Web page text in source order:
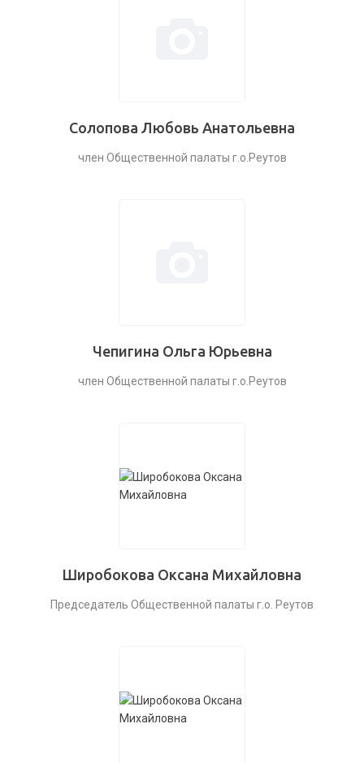
Солопова Любовь Анатольевна
член Общественной палаты г.о.Реутов
Чепигина Ольга Юрьевна
член Общественной палаты г.о.Реутов
Широбокова Оксана Михайловна
Председатель Общественной палаты г.о. Реутов